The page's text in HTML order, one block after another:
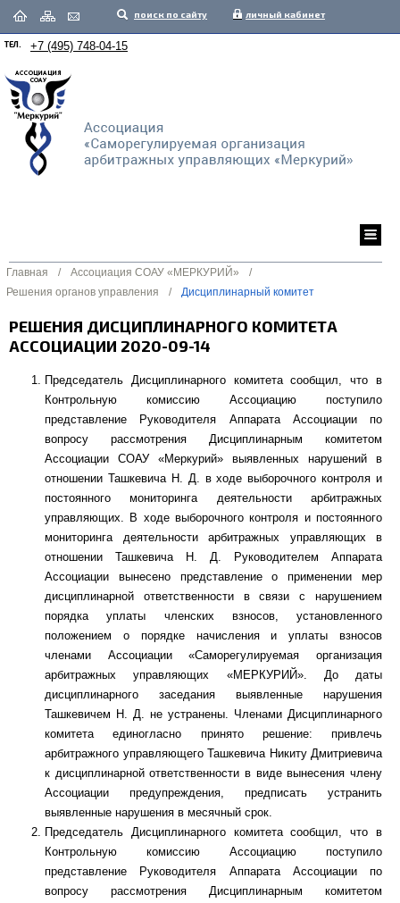
поиск по сайту личный кабинет
ТЕЛ. +7 (495) 748-04-15
Главная / Ассоциация СОАУ «МЕРКУРИЙ»
/
Решения органов управления
/ Дисциплинарный комитет
РЕШЕНИЯ ДИСЦИПЛИНАРНОГО КОМИТЕТА
АССОЦИАЦИИ 2020-09-14
Председатель Дисциплинарного комитета сообщил, что в
Контрольную комиссию Ассоциацию поступило
представление Руководителя Аппарата Ассоциации по
вопросу рассмотрения Дисциплинарным комитетом
Ассоциации СОАУ «Меркурий» выявленных нарушений в
отношении Ташкевича Н. Д. в ходе выборочного контроля и
постоянного мониторинга деятельности арбитражных
управляющих. В ходе выборочного контроля и постоянного
мониторинга деятельности арбитражных управляющих в
отношении Ташкевича Н. Д. Руководителем Аппарата
Ассоциации вынесено представление о применении мер
дисциплинарной ответственности в связи с нарушением
порядка уплаты членских взносов, установленного
положением о порядке начисления и уплаты взносов
членами Ассоциации «Саморегулируемая организация
арбитражных управляющих «МЕРКУРИЙ». До даты
дисциплинарного заседания выявленные нарушения
Ташкевичем Н. Д. не устранены. Членами Дисциплинарного
комитета единогласно принято решение: привлечь
арбитражного управляющего Ташкевича Никиту Дмитриевича
к дисциплинарной ответственности в виде вынесения члену
Ассоциации предупреждения, предписать устранить
выявленные нарушения в месячный срок.
Председатель Дисциплинарного комитета сообщил, что в
Контрольную комиссию Ассоциацию поступило
представление Руководителя Аппарата Ассоциации по
вопросу рассмотрения Дисциплинарным комитетом